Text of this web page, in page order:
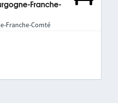
Franche-
Franche-Comté